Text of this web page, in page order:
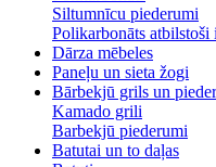
Siltumnīcu piederumi
Polikarbonāts atbilstoši
Dārza mēbeles
Paneļu un sieta žogi
Bārbekjū grils un
Kamado grili
Barbekjū piederumi
Batutai un to daļas